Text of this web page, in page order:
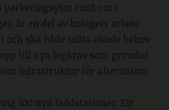
parkeringsytor runt om i
är en del av bolagets arbete
ska både möta ökade behov
till nya lagkrav som grundar
om infrastruktur för alternativa
100 nya laddstationer. Ett